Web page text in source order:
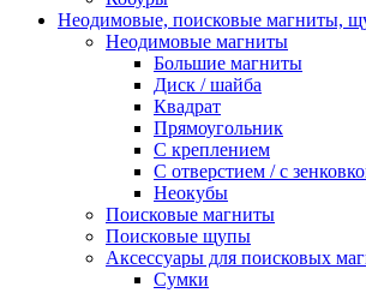
Неодимовые, поисковые магниты,
Неодимовые магниты
Большие магниты
Диск / шайба
Квадрат
Прямоугольник
С креплением
С отверстием / с
Неокубы
Поисковые магниты
Поисковые щупы
Аксессуары для поисковых
Сумки